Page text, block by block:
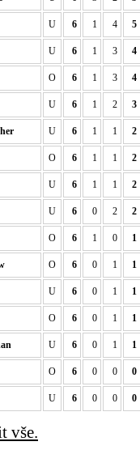
U 6 1 4 5
U 6 1 3 4
O 6 1 3 4
U 6 1 2 3
U 6 1 1 2
O 6 1 1 2
U 6 1 1 2
U 6 0 2 2
O 6 1 0 1
O 6 0 1 1
U 6 0 1 1
O 6 0 1 1
U 6 0 1 1
O 6 0 0 0
U 6 0 0 0
vše.